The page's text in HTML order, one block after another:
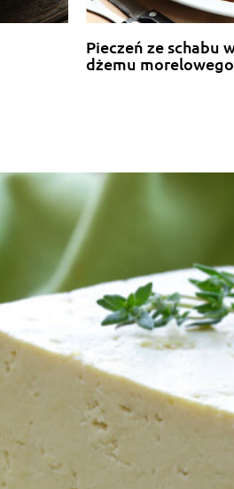
Pieczeń ze schabu
dżemu